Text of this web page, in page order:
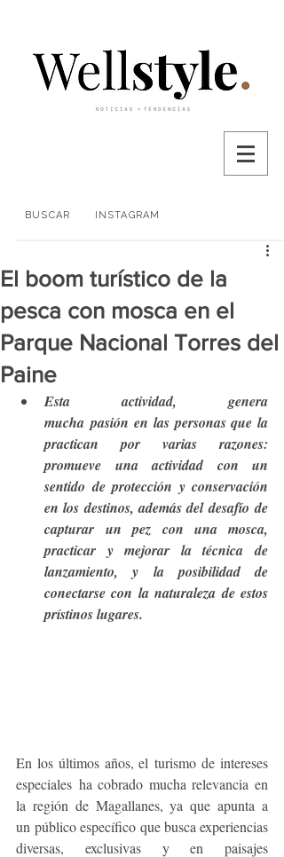
BUSCAR INSTAGRAM
El boom turístico de la
pesca con mosca en el
Parque Nacional Torres del
Paine
Esta actividad, genera
mucha pasión en las personas que la
practican por varias razones:
promueve una actividad con un
sentido de protección y conservación
en los destinos, además del desafío de
capturar un pez con una mosca,
practicar y mejorar la técnica de
lanzamiento, y la posibilidad de
conectarse con la naturaleza de estos
prístinos lugares.
En los últimos años, el turismo de intereses
especiales ha cobrado mucha relevancia en
la región de Magallanes, ya que apunta a
un público específico que busca experiencias
diversas, exclusivas y en paisajes